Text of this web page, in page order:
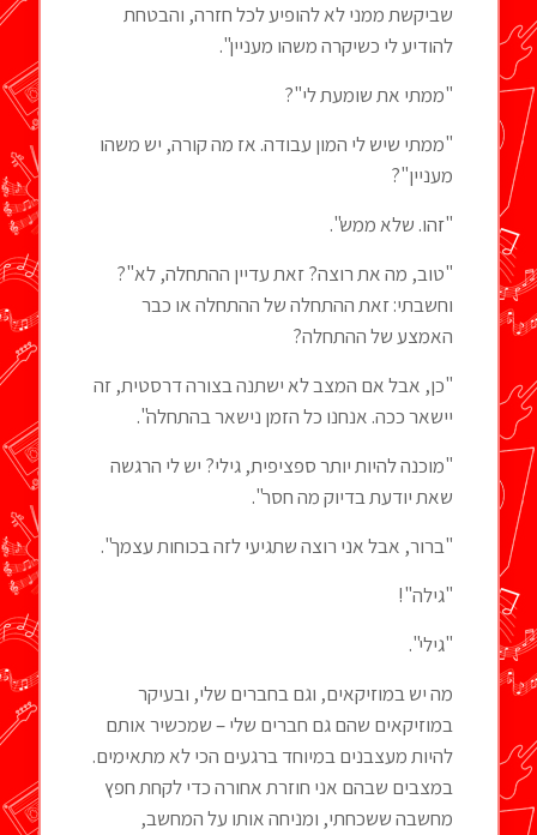
שביקשת ממני לא להופיע לכל חזרה, והבטחת
להודיע לי כשיקרה משהו מעניין".
"ממתי את שומעת לי"?
"ממתי שיש לי המון עבודה. אז מה קורה, יש משהו
מעניין"?
"זהו. שלא ממש".
"טוב, מה את רוצה? זאת עדיין ההתחלה, לא"?
וחשבתי: זאת ההתחלה של ההתחלה או כבר
האמצע של ההתחלה?
"כן, אבל אם המצב לא ישתנה בצורה דרסטית, זה
יישאר ככה. אנחנו כל הזמן נישאר בהתחלה".
"מוכנה להיות יותר ספציפית, גילי? יש לי הרגשה
שאת יודעת בדיוק מה חסר".
"ברור, אבל אני רוצה שתגיעי לזה בכוחות עצמך".
"גילה"!
"גילי".
מה יש במוזיקאים, וגם בחברים שלי, ובעיקר
במוזיקאים שהם גם חברים שלי – שמכשיר אותם
להיות מעצבנים במיוחד ברגעים הכי לא מתאימים.
במצבים שבהם אני חוזרת אחורה כדי לקחת חפץ
מחשבה ששכחתי, ומניחה אותו על המחשב,